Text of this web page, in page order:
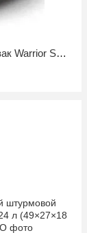
Тактический штурмовой рюкзак Warrior Spirit 20 л. Мультикам